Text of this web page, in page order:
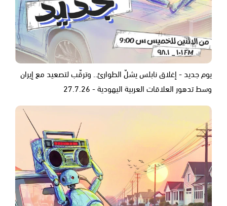
يوم جديد - إغلاق نابلس يشلّ الطوارئ.. وترقّب لتصعيد مع إيران
وسط تدهور العلاقات العربية اليهودية - 27.7.26